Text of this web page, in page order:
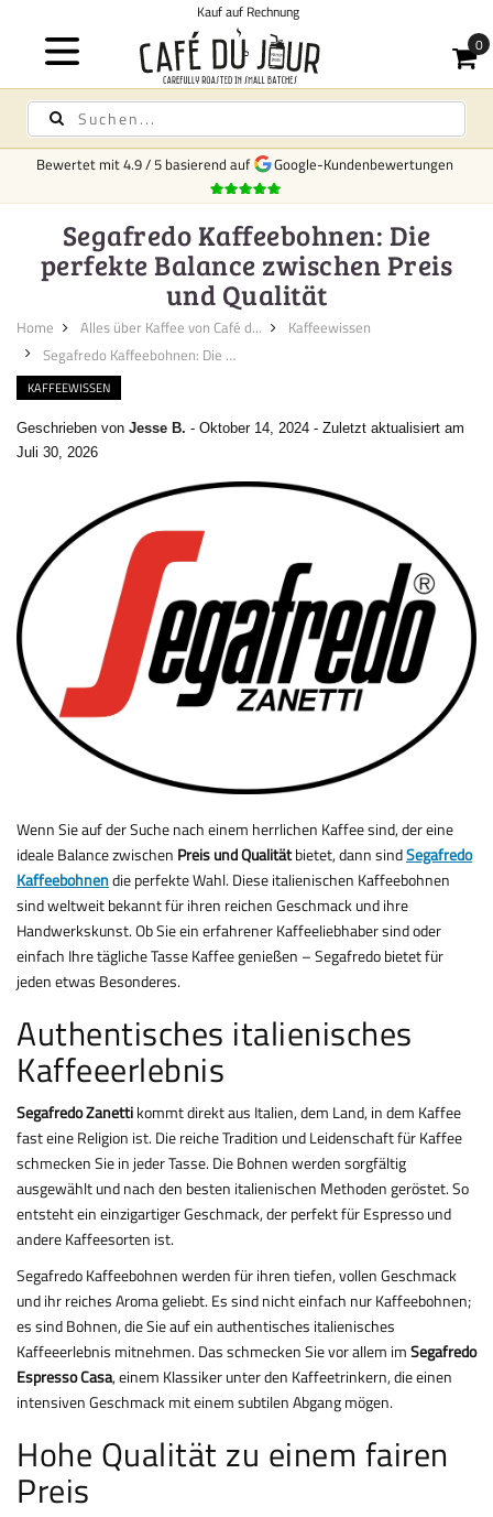
Bewertet mit4.9/5 basierend auf Google-Kundenbewertungen
Segafredo Kaffeebohnen: Die
perfekte Balance zwischen Preis
und Qualität
Home Alles über Kaffee von Café d...
Kaffeewissen
Segafredo Kaffeebohnen: Die pe...
KAFFEEWISSEN
Geschrieben von Jesse B. - Oktober 14, 2024 - Zuletzt aktualisiert am
Juli 30, 2026
Wenn Sie auf der Suche nach einem herrlichen Kaffee sind, der eine
ideale Balance zwischen Preis und Qualitätbietet, dann sindSegafredo
Kaffeebohnendie perfekte Wahl. Diese italienischen Kaffeebohnen
sind weltweit bekannt für ihren reichen Geschmack und ihre
Handwerkskunst. Ob Sie ein erfahrener Kaffeeliebhaber sind oder
einfach Ihre tägliche Tasse Kaffee genießen – Segafredo bietet für
jeden etwas Besonderes.
Authentisches italienisches
Kaffeeerlebnis
Segafredo Zanettikommt direkt aus Italien, dem Land, in dem Kaffee
fast eine Religion ist. Die reiche Tradition und Leidenschaft für Kaffee
schmecken Sie in jeder Tasse. Die Bohnen werden sorgfältig
ausgewählt und nach den besten italienischen Methoden geröstet. So
entsteht ein einzigartiger Geschmack, der perfekt für Espresso und
andere Kaffeesorten ist.
Segafredo Kaffeebohnen werden für ihren tiefen, vollen Geschmack
und ihr reiches Aroma geliebt. Es sind nicht einfach nur Kaffeebohnen;
es sind Bohnen, die Sie auf ein authentisches italienisches
Kaffeeerlebnis mitnehmen. Das schmecken Sie vor allem imSegafredo
Espresso Casa, einem Klassiker unter den Kaffeetrinkern, die einen
intensiven Geschmack mit einem subtilen Abgang mögen.
Hohe Qualität zu einem fairen
Preis